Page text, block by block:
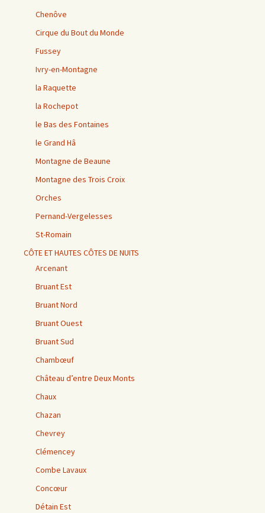
Chenôve
Cirque du Bout du Monde
Fussey
Ivry-en-Montagne
la Raquette
la Rochepot
le Bas des Fontaines
le Grand Hâ
Montagne de Beaune
Montagne des Trois Croix
Orches
Pernand-Vergelesses
St-Romain
CÔTE ET HAUTES CÔTES DE NUITS
Arcenant
Bruant Est
Bruant Nord
Bruant Ouest
Bruant Sud
Chambœuf
Château d’entre Deux Monts
Chaux
Chazan
Chevrey
Clémencey
Combe Lavaux
Concœur
Détain Est